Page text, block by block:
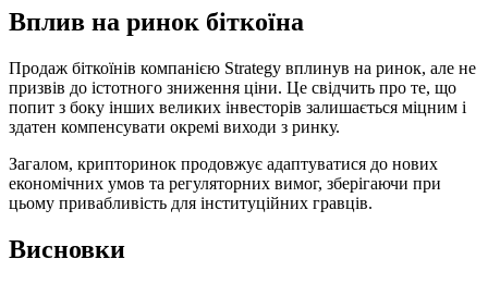
Вплив на ринок біткоїна
Продаж біткоїнів компанією Strategy вплинув на ринок, але не
призвів до істотного зниження ціни. Це свідчить про те, що
попит з боку інших великих інвесторів залишається міцним і
здатен компенсувати окремі виходи з ринку.
Загалом, крипторинок продовжує адаптуватися до нових
економічних умов та регуляторних вимог, зберігаючи при
цьому привабливість для інституційних гравців.
Висновки